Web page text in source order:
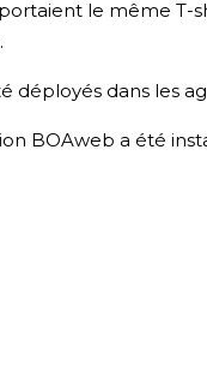
le même
déployés dans les
BOAweb a été